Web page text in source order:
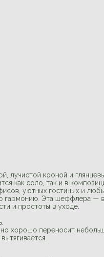
лучистой кроной и
как соло, так и в
уютных гостиных и
гармонию. Эта шеффлера —
и простоты в уходе.
но хорошо переносит